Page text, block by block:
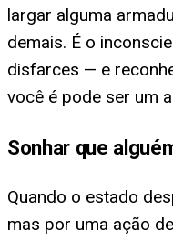
largar alguma
demais. É o
disfarces — e
você é pode ser um
Sonhar que
Quando o estado
mas por uma ação